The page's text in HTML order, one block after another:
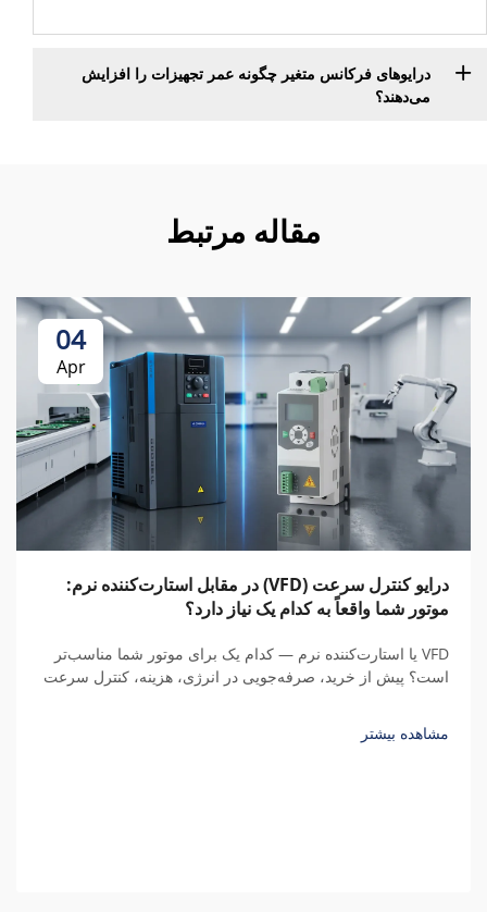
درایوهای فرکانس متغیر چگونه عمر تجهیزات را افزایش
می‌دهند؟
مقاله مرتبط
04
Apr
درایو کنترل سرعت (VFD) در مقابل استارت‌کننده نرم:
موتور شما واقعاً به کدام یک نیاز دارد؟
VFD یا استارت‌کننده نرم — کدام یک برای موتور شما مناسب‌تر
است؟ پیش از خرید، صرفه‌جویی در انرژی، هزینه، کنترل سرعت
کنید.
مشاهده بیشتر